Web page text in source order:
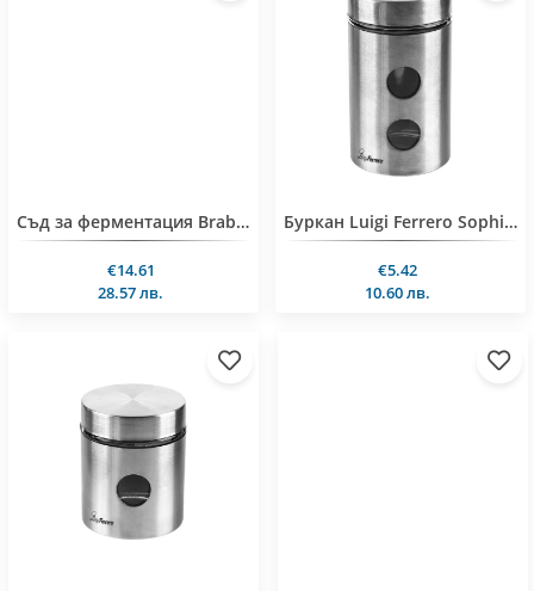
Съд за ферментация Brabantia Tasty+ Jade Green
€14.61
28.57 лв.
Буркан Luigi Ferrero Sophia FR-1406IM 1.05L, инокс
€5.42
10.60 лв.